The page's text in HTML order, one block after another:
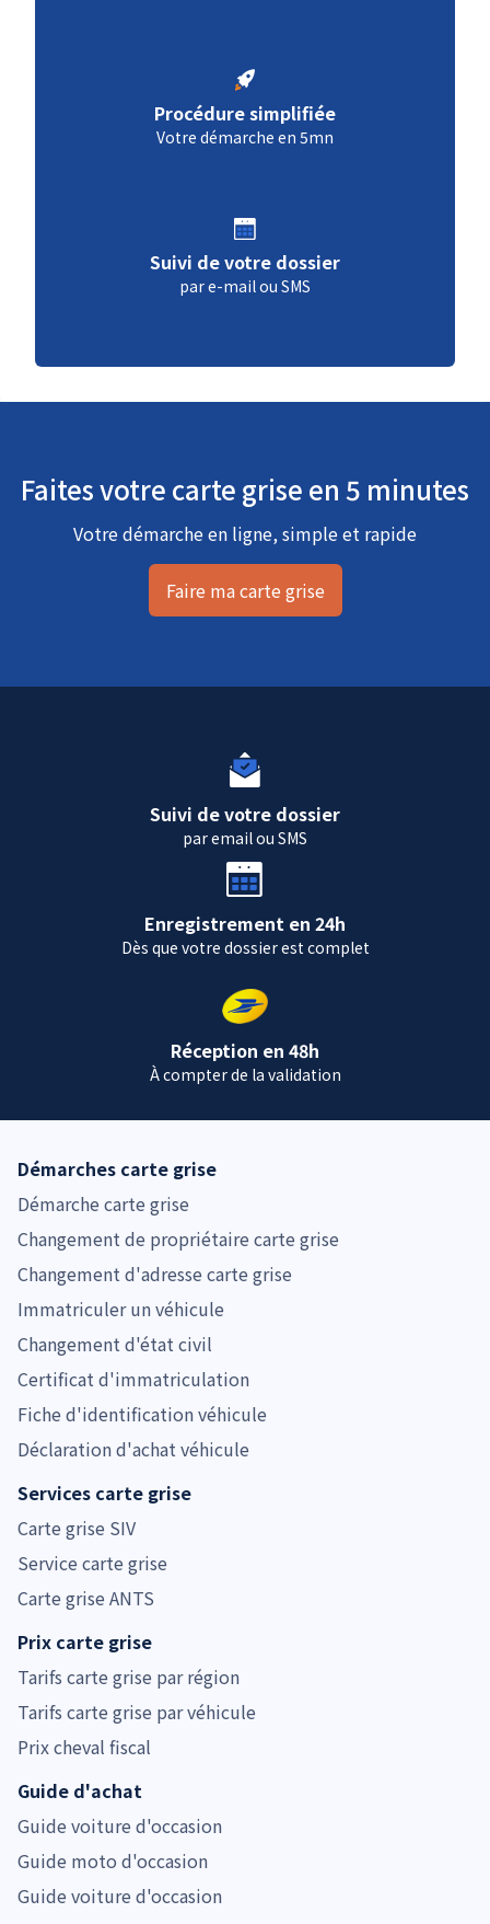
Procédure simplifiée
Votre démarche en 5mn
Suivi de votre dossier
par e-mail ou SMS
Faites votre carte grise en 5 minutes
Votre démarche en ligne, simple et rapide
Faire ma carte grise
Suivi de votre dossier
par email ou SMS
Enregistrement en 24h
Dès que votre dossier est complet
Réception en 48h
À compter de la validation
Démarches carte grise
Démarche carte grise
Changement de propriétaire carte grise
Changement d'adresse carte grise
Immatriculer un véhicule
Changement d'état civil
Certificat d'immatriculation
Fiche d'identification véhicule
Déclaration d'achat véhicule
Services carte grise
Carte grise SIV
Service carte grise
Carte grise ANTS
Prix carte grise
Tarifs carte grise par région
Tarifs carte grise par véhicule
Prix cheval fiscal
Guide d'achat
Guide voiture d'occasion
Guide moto d'occasion
Guide voiture d'occasion